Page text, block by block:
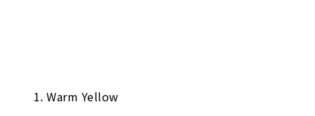
1. Warm Yellow